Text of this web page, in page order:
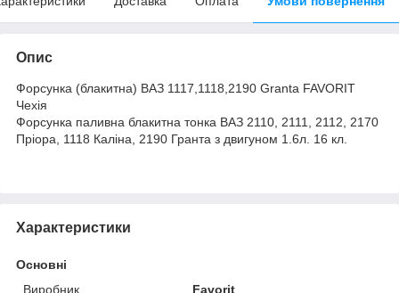
Опис
Форсунка (блакитна) ВАЗ 1117,1118,2190 Granta FAVORIT
Чехія
Форсунка паливна блакитна тонка ВАЗ 2110, 2111, 2112, 2170
Пріора, 1118 Каліна, 2190 Гранта з двигуном 1.6л. 16 кл.
Характеристики
Основні
Виробник
Favorit